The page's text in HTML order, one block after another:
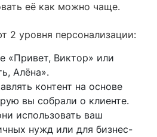
её как можно чаще.
2 уровня персонализации:
«Привет, Виктор» или
Алёна».
контент на основе
вы собрали о клиенте.
использовать ваш
нужд или для бизнес-